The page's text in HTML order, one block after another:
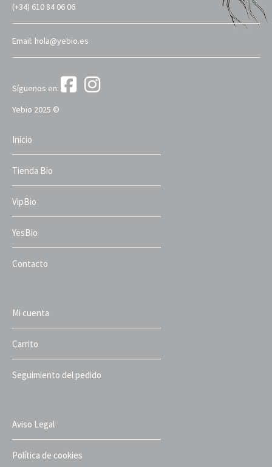
(+34) 610 84 06 06
Email: hola@yebio.es
Síguenos en:
Yebio 2025 ©
Inicio
Tienda Bio
VipBio
YesBio
Contacto
Mi cuenta
Carrito
Seguimiento del pedido
Aviso Legal
Política de cookies